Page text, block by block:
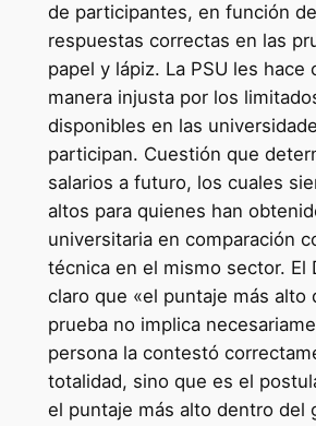
de participantes, en función
respuestas correctas en las
papel y lápiz. La PSU les hace
manera injusta por los
disponibles en las
participan. Cuestión que
salarios a futuro, los cuales
altos para quienes han
universitaria en comparación
técnica en el mismo sector. El
claro que «el puntaje más alto
prueba no implica
persona la contestó
totalidad, sino que es el
el puntaje más alto dentro del